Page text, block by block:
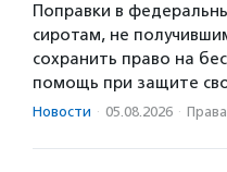
Поправки в
сиротам, не
сохранить право на
помощь при защите
Новости · 05.08.2026 ·